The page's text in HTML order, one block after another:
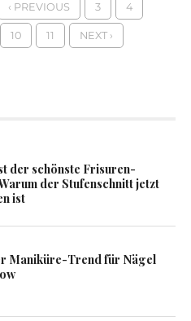
‹ PREVIOUS 3 4
10 11 NEXT ›
der schönste Frisuren-
der Stufenschnitt jetzt
ist
Maniküre-Trend für Nägel